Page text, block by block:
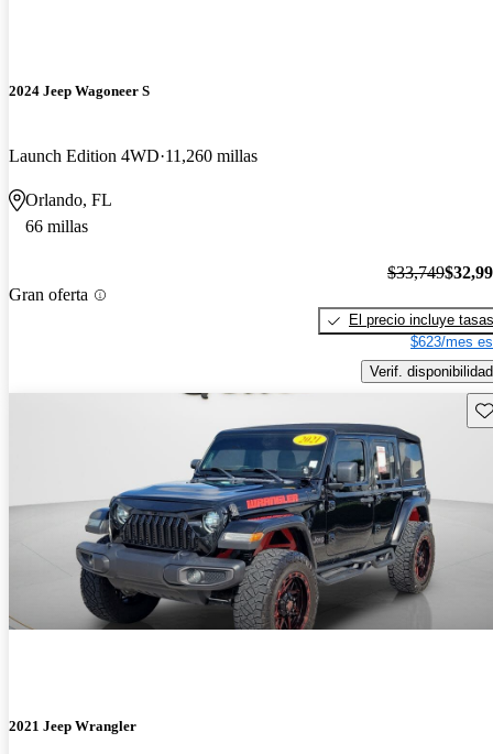
2024 Jeep Wagoneer S
Launch Edition 4WD 11,260 millas
Orlando, FL
66 millas
Gran oferta
$33,749
El precio incluye tasas
$623/mes
Verif. disponibilidad
2021 Jeep Wrangler